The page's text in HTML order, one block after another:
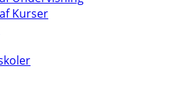
Kurser